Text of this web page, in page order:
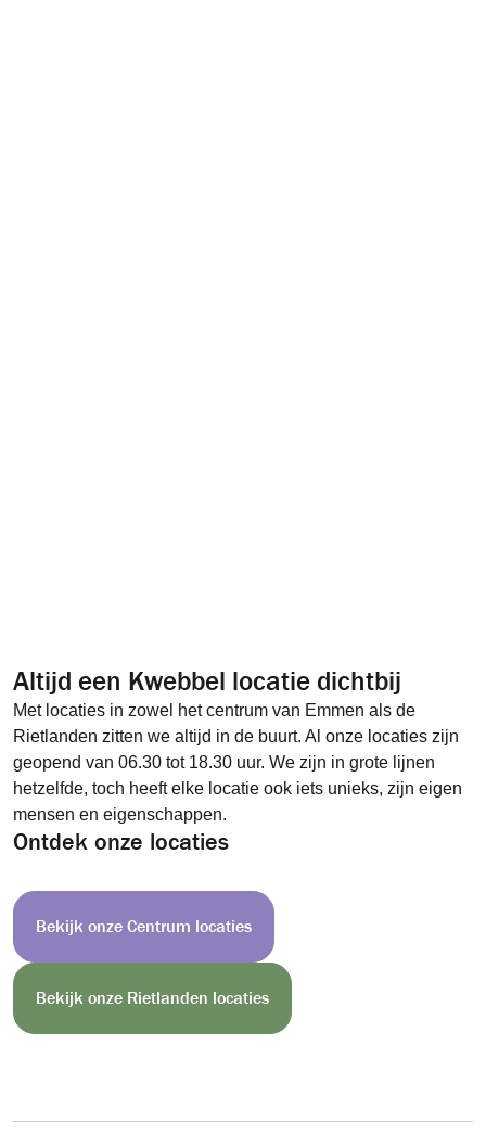
Altijd een Kwebbel locatie dichtbij
Met locaties in zowel het centrum van Emmen als de
Rietlanden zitten we altijd in de buurt. Al onze locaties zijn
geopend van 06.30 tot 18.30 uur. We zijn in grote lijnen
hetzelfde, toch heeft elke locatie ook iets unieks, zijn eigen
mensen en eigenschappen.
Ontdek onze locaties
Bekijk onze Centrum locaties
Bekijk onze Rietlanden locaties